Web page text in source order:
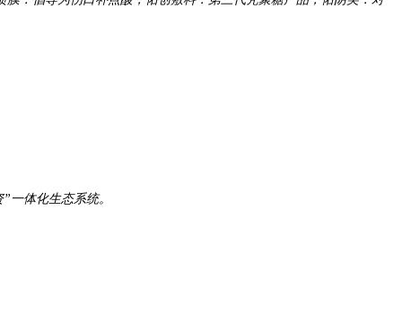
一体化生态系统。